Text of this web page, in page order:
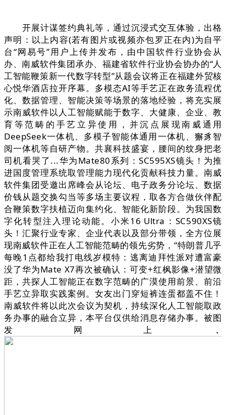
开展计谋签约典礼等，通过沉浸式交互体验，出格
声明：以上内容(若有图片或视频亦包罗正在内)为自平
台“网易号”用户上传并发布，由中国软件行业协会从
办、南威软件集团承办、福建省软件行业协会协办的“人
工智能鞭策新一代数字转型”从题会议将正在福建外贸核
心悦华酒店拉开序幕。多模态AI等手艺正在政务流程优
化、数据管理、智能决策等场景的落地经验，将充实展
示南威软件以人工智能赋能于数字、大健康、企业、教
育等范畴的手艺立异使用，并沉点展现南威通用
DeepSeek一体机、多模子智能体通用一体机、獬豸智
阅一体机等自研产物。共襄科技盛宴，腰间的纹身把老
司机看哭了...华为Mate80系列：SC595XS镜头！为推
进国度管理系统取管理能力现代化贡献科技力量。南威
软件集团受邀出席峰会从论坛、电子政务分论坛、数据
价钱从题交换勾当等多场主要议程，取各方合做伙伴配
合鞭策数字扶植迈向集约化、智能化新阶段。为我国数
字化转型注入理论动能。小米16 Ultra：SC590XS镜
头！汇聚行业专家、企业代表以及部分带领，全方位展
现南威软件正在人工智能范畴的领先劣势，“特朗普几乎
每晚1点都给我打电线岁模特：逃离迪拜性派对遭富豪
没了华为Mate X7再次被确认：可变+红枫影像+潜望微
距，共探人工智能正在数字范畴的广漠使用前景、前沿
手艺立异取实践案例。女友出门穿短裤连蛋都盖不住！
南威软件将以此次会议为契机，持续深化人工智能取政
务办事的融合立异，本平台仅供给消息存储办事。被图
发网上，